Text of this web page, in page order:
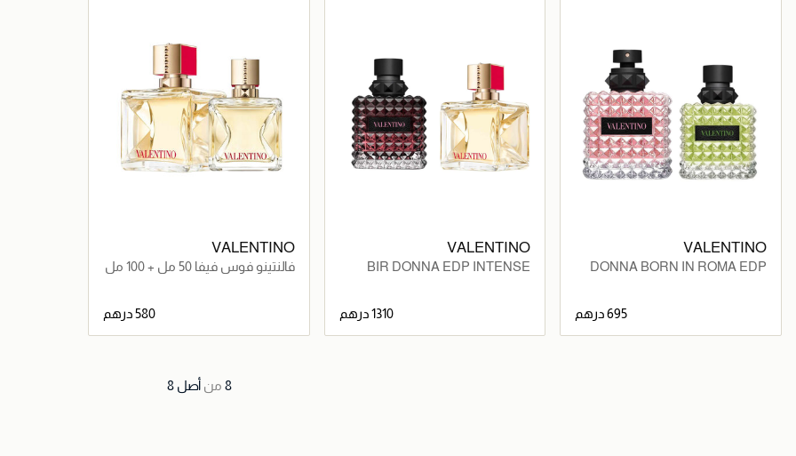
VALENTINO
DONNA BORN IN ROMA EDP
695 درهم
VALENTINO
BIR DONNA EDP INTENSE
1310 درهم
VALENTINO
فالنتينو فوس فيفا 50 مل + 100 مل
580 درهم
8 من أصل 8